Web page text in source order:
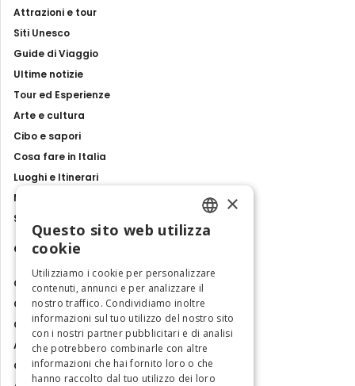
Attrazioni e tour
Siti Unesco
Guide di Viaggio
Ultime notizie
Tour ed Esperienze
Arte e cultura
Cibo e sapori
Cosa fare in Italia
Luoghi e Itinerari
Mostre, eventi e spettacoli
Storie e tradizioni
Contatti
Chi siamo
Collabora con noi
Contatti
Ambasciatrice dell'Eccellenza
Osservatorio Turismo
ENGLISH
ITALIAN
×
Questo sito web utilizza
cookie
Utilizziamo i cookie per personalizzare
contenuti, annunci e per analizzare il
nostro traffico. Condividiamo inoltre
informazioni sul tuo utilizzo del nostro sito
con i nostri partner pubblicitari e di analisi
che potrebbero combinarle con altre
informazioni che hai fornito loro o che
hanno raccolto dal tuo utilizzo dei loro